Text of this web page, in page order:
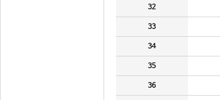
32
33
34
35
36